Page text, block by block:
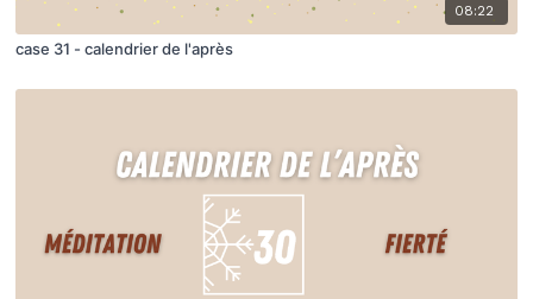
08:22
case 31 - calendrier de l'après